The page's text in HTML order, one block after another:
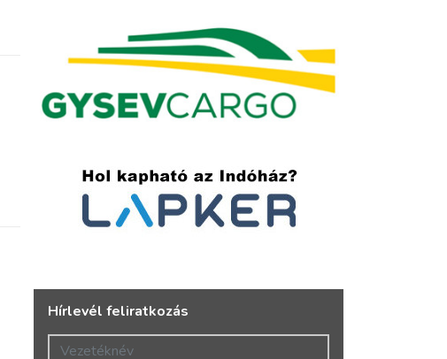
Hírlevél feliratkozás
Vezetéknév